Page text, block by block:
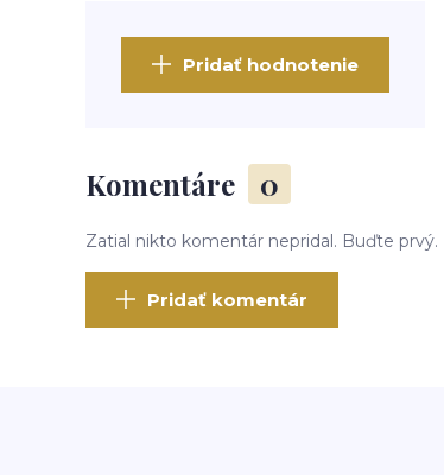
Pridať hodnotenie
Komentáre 0
Zatial nikto komentár nepridal. Buďte prvý.
Pridať komentár